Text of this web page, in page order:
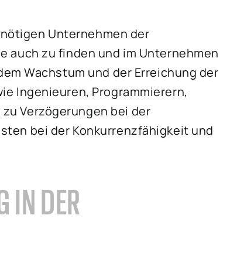
Unternehmen der
auch zu finden und im Unternehmen
Wachstum und der Erreichung der
Ingenieuren, Programmierern,
Verzögerungen bei der
bei der Konkurrenzfähigkeit und
IN DER